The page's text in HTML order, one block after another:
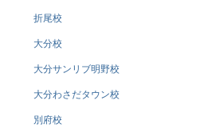
折尾校
大分校
大分サンリブ明野校
大分わさだタウン校
別府校